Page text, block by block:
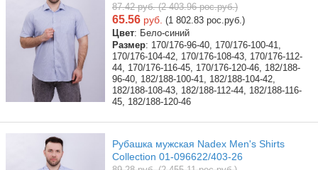
87.42 руб. (2 403.96 рос.руб.)
65.56 руб. (1 802.83 рос.руб.)
Цвет: Бело-синий
Размер: 170/176-96-40, 170/176-100-41,
170/176-104-42, 170/176-108-43, 170/176-112-
44, 170/176-116-45, 170/176-120-46, 182/188-
96-40, 182/188-100-41, 182/188-104-42,
182/188-108-43, 182/188-112-44, 182/188-116-
45, 182/188-120-46
Рубашка мужская Nadex Men's Shirts
Collection 01-096622/403-26